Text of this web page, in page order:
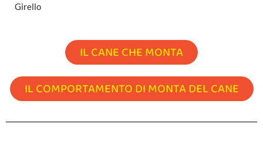
Girello
IL CANE CHE MONTA
IL COMPORTAMENTO DI MONTA DEL CANE